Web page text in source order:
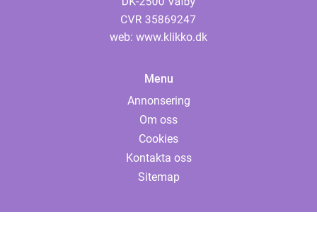
web: www.klikko.dk
Menu
Annonsering
Om oss
Cookies
Kontakta oss
Sitemap